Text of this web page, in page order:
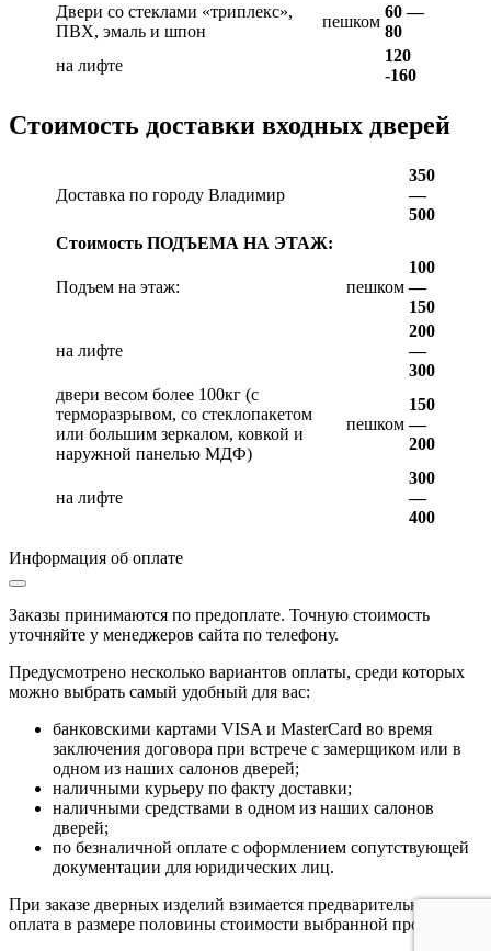
Двери со стеклами «триплекс»,
ПВХ, эмаль и шпон
пешком
60 —
80
на лифте
120
-160
Стоимость доставки входных дверей
Доставка по городу Владимир
350
—
500
Стоимость ПОДЪЕМА НА ЭТАЖ:
Подъем на этаж: пешком
100
—
150
на лифте
200
—
300
двери весом более 100кг (с
терморазрывом, со стеклопакетом
или большим зеркалом, ковкой и
наружной панелью МДФ)
пешком
150
—
200
на лифте
300
—
400
Информация об оплате
Заказы принимаются по предоплате. Точную стоимость
уточняйте у менеджеров сайта по телефону.
Предусмотрено несколько вариантов оплаты, среди которых
можно выбрать самый удобный для вас:
банковскими картами VISA и MasterCard во время
заключения договора при встрече с замерщиком или в
одном из наших салонов дверей;
наличными курьеру по факту доставки;
наличными средствами в одном из наших салонов
дверей;
по безналичной оплате с оформлением сопутствующей
документации для юридических лиц.
При заказе дверных изделий взимается предварительная
оплата в размере половины стоимости выбранной продукции.